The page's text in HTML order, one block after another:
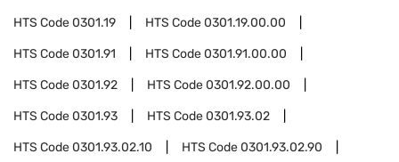
HTS Code0301.19 HTS Code0301.19.00.00
HTS Code0301.91 HTS Code0301.91.00.00
HTS Code0301.92 HTS Code0301.92.00.00
HTS Code0301.93 HTS Code0301.93.02
HTS Code0301.93.02.10 HTS Code0301.93.02.90